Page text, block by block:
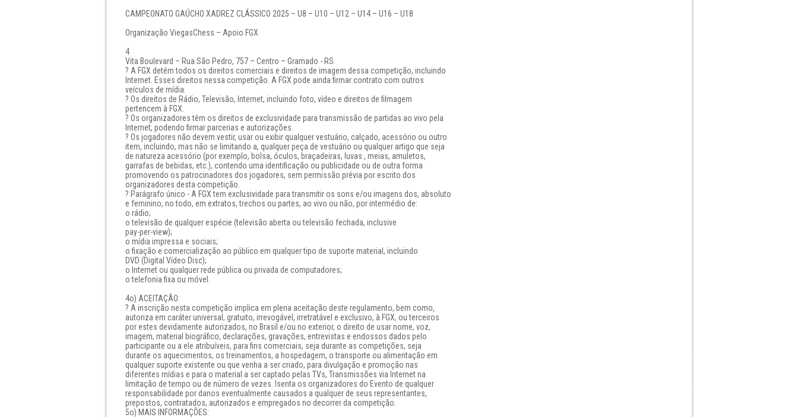
CAMPEONATO GAÚCHO XADREZ CLÁSSICO 2025 – U8 – U10 – U12 – U14 – U16 – U18
Organização ViegasChess – Apoio FGX
4
Vita Boulevard – Rua São Pedro, 757 – Centro – Gramado - RS.
? A FGX detém todos os direitos comerciais e direitos de imagem dessa competição, incluindo
Internet. Esses direitos nessa competição. A FGX pode ainda firmar contrato com outros
veículos de mídia.
? Os direitos de Rádio, Televisão, Internet, incluindo foto, vídeo e direitos de filmagem
pertencem à FGX.
? Os organizadores têm os direitos de exclusividade para transmissão de partidas ao vivo pela
Internet, podendo firmar parcerias e autorizações.
? Os jogadores não devem vestir, usar ou exibir qualquer vestuário, calçado, acessório ou outro
item, incluindo, mas não se limitando a, qualquer peça de vestuário ou qualquer artigo que seja
de natureza acessório (por exemplo, bolsa, óculos, braçadeiras, luvas , meias, amuletos,
garrafas de bebidas, etc.), contendo uma identificação ou publicidade ou de outra forma
promovendo os patrocinadores dos jogadores, sem permissão prévia por escrito dos
organizadores desta competição.
? Parágrafo único - A FGX tem exclusividade para transmitir os sons e/ou imagens dos, absoluto
e feminino, no todo, em extratos, trechos ou partes, ao vivo ou não, por intermédio de:
o rádio;
o televisão de qualquer espécie (televisão aberta ou televisão fechada, inclusive
pay-per-view);
o mídia impressa e sociais;
o fixação e comercialização ao público em qualquer tipo de suporte material, incluindo
DVD (Digital Vídeo Disc);
o Internet ou qualquer rede pública ou privada de computadores;
o telefonia fixa ou móvel.
4o) ACEITAÇÃO:
? A inscrição nesta competição implica em plena aceitação deste regulamento, bem como,
autoriza em caráter universal, gratuito, irrevogável, irretratável e exclusivo, à FGX, ou terceiros
por estes devidamente autorizados, no Brasil e/ou no exterior, o direito de usar nome, voz,
imagem, material biográfico, declarações, gravações, entrevistas e endossos dados pelo
participante ou a ele atribuíveis, para fins comerciais, seja durante as competições, seja
durante os aquecimentos, os treinamentos, a hospedagem, o transporte ou alimentação em
qualquer suporte existente ou que venha a ser criado, para divulgação e promoção nas
diferentes mídias e para o material a ser captado pelas TVs, Transmissões via Internet na
limitação de tempo ou de número de vezes. Isenta os organizadores do Evento de qualquer
responsabilidade por danos eventualmente causados a qualquer de seus representantes,
prepostos, contratados, autorizados e empregados no decorrer da competição.
5o) MAIS INFORMAÇÕES: